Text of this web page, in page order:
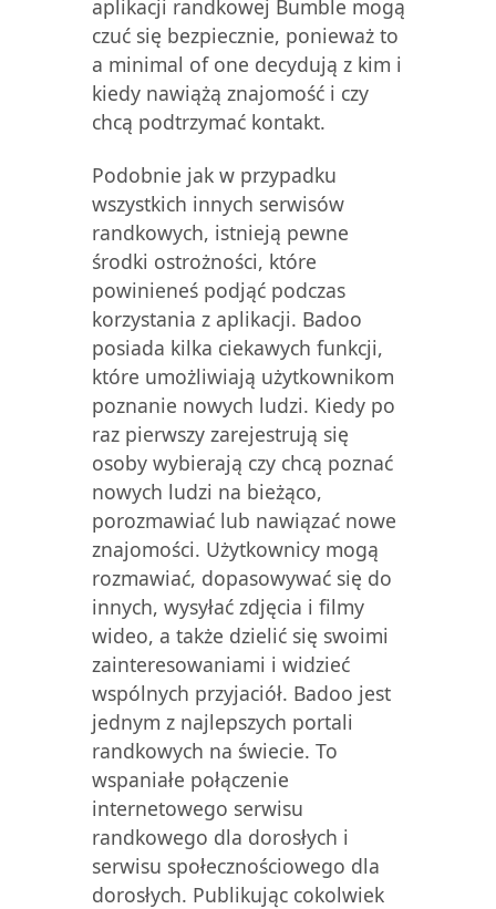
aplikacji randkowej Bumble mogą
czuć się bezpiecznie, ponieważ to
a minimal of one decydują z kim i
kiedy nawiążą znajomość i czy
chcą podtrzymać kontakt.
Podobnie jak w przypadku
wszystkich innych serwisów
randkowych, istnieją pewne
środki ostrożności, które
powinieneś podjąć podczas
korzystania z aplikacji. Badoo
posiada kilka ciekawych funkcji,
które umożliwiają użytkownikom
poznanie nowych ludzi. Kiedy po
raz pierwszy zarejestrują się
osoby wybierają czy chcą poznać
nowych ludzi na bieżąco,
porozmawiać lub nawiązać nowe
znajomości. Użytkownicy mogą
rozmawiać, dopasowywać się do
innych, wysyłać zdjęcia i filmy
wideo, a także dzielić się swoimi
zainteresowaniami i widzieć
wspólnych przyjaciół. Badoo jest
jednym z najlepszych portali
randkowych na świecie. To
wspaniałe połączenie
internetowego serwisu
randkowego dla dorosłych i
serwisu społecznościowego dla
dorosłych. Publikując cokolwiek